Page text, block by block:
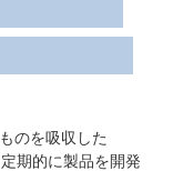
介
のを吸収した
期的に製品を開発